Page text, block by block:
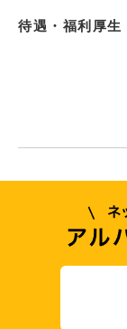
待遇・福利厚生